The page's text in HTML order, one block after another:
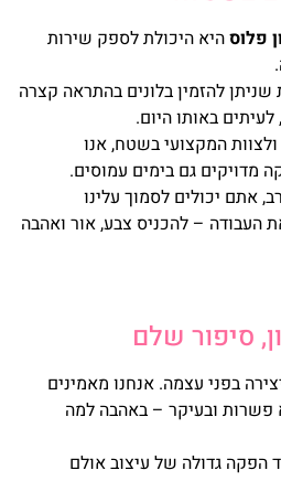
פלוסהיא היכולת לספק שירות
להזמין בלונים בהתראה קצרה
באותו היום.
המקצועי בשטח, אנו
מדויקים גם בימים עמוסים.
אתם יכולים לסמוך עלינו
העבודה – להכניס צבע, אור ואהבה
סיפור שלם
בפני עצמה. אנחנו מאמינים
פשרות ובעיקר – באהבה למה
הפקה גדולה של עיצוב אולם